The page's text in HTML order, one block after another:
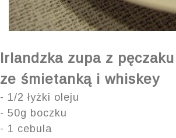
Irlandzka zupa z pęczaku
ze śmietanką i whiskey
- 1/2 łyżki oleju
- 50g boczku
- 1 cebula